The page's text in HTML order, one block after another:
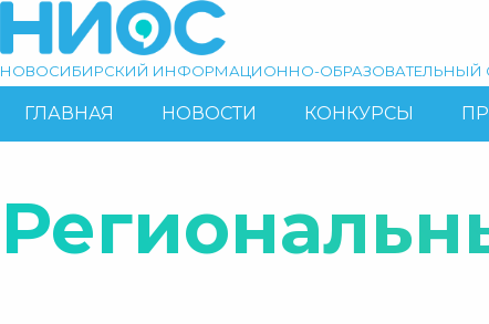
основному
Поиск
НОВОСИБИРСКИЙ ИНФОРМАЦИОННО-ОБРАЗОВАТЕЛЬНЫЙ
ОСНОВНАЯ
ГЛАВНАЯ НОВОСТИ КОНКУРСЫ